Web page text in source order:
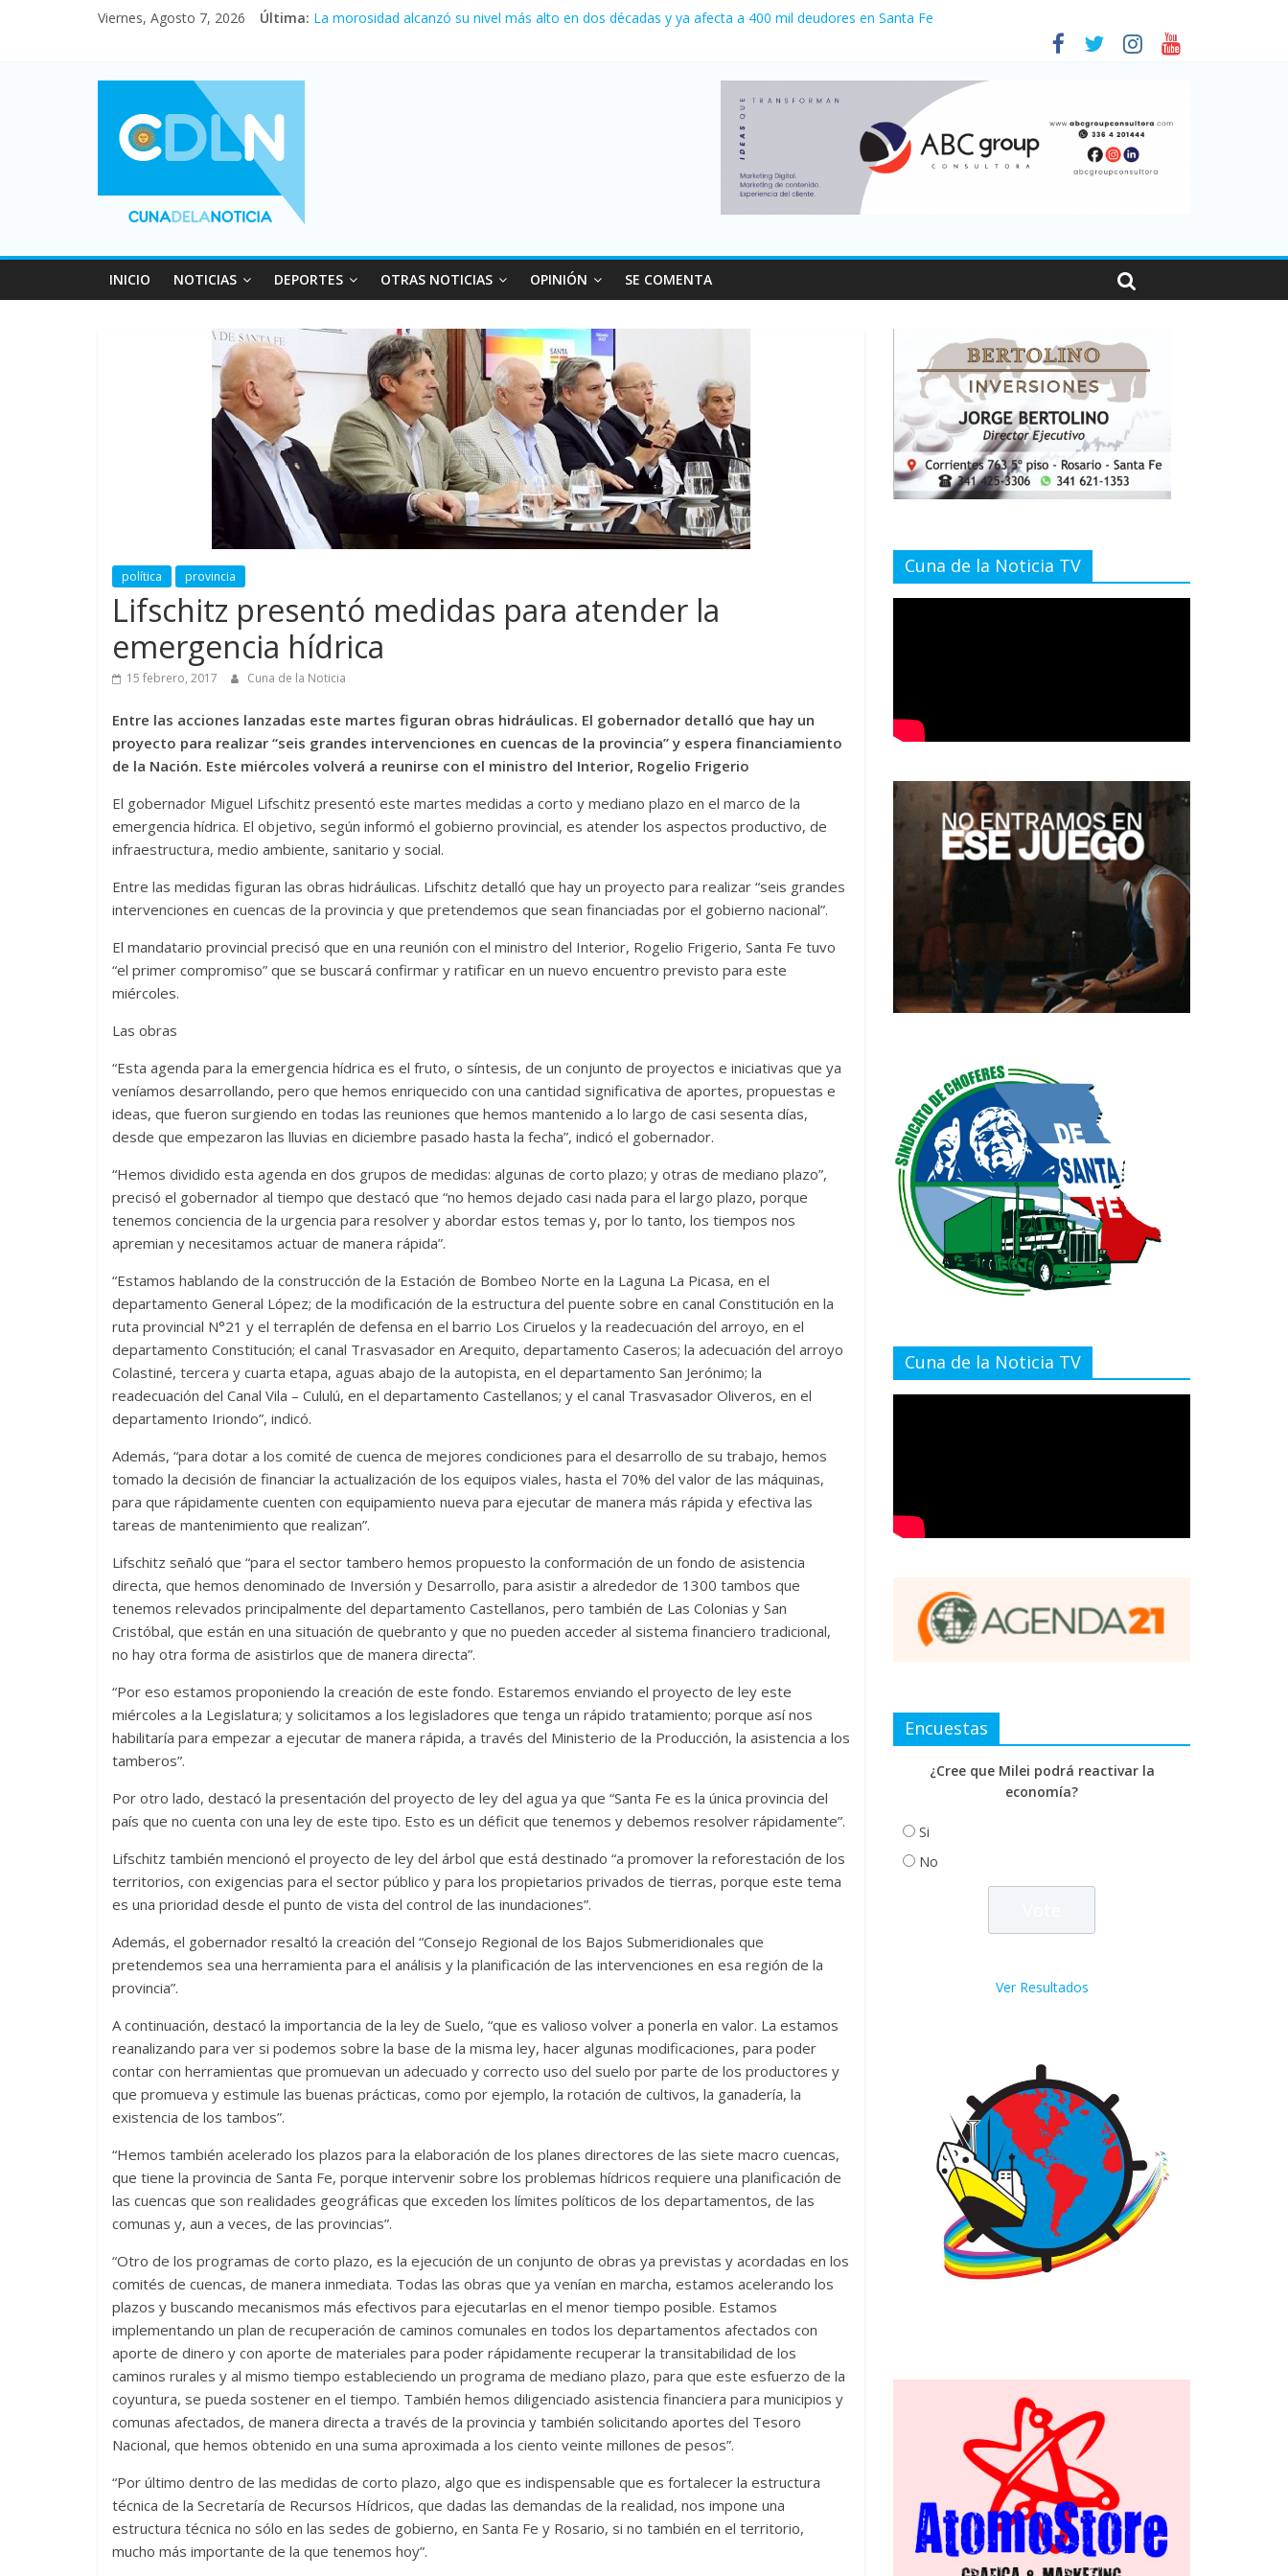
Viernes, Agosto 7, 2026 Última: La morosidad alcanzó su nivel más alto en dos décadas y ya afecta a 400 mil deudores en Santa Fe
Vacaciones de invierno con más movimiento y consumo turístico: 4,6 millones de personas viajaron por el país, un 5,9% más que en 2025
Fuerte caída de la venta de autos usados en julio: bajó un 12,6% interanual
INICIO NOTICIAS DEPORTES OTRAS NOTICIAS OPINIÓN SE COMENTA
política provincia
Lifschitz presentó medidas para atender la
emergencia hídrica
15 febrero, 2017 Cuna de la Noticia
Entre las acciones lanzadas este martes figuran obras hidráulicas. El gobernador detalló que hay un
proyecto para realizar “seis grandes intervenciones en cuencas de la provincia” y espera financiamiento
de la Nación. Este miércoles volverá a reunirse con el ministro del Interior, Rogelio Frigerio
El gobernador Miguel Lifschitz presentó este martes medidas a corto y mediano plazo en el marco de la
emergencia hídrica. El objetivo, según informó el gobierno provincial, es atender los aspectos productivo, de
infraestructura, medio ambiente, sanitario y social.
Entre las medidas figuran las obras hidráulicas. Lifschitz detalló que hay un proyecto para realizar “seis grandes
intervenciones en cuencas de la provincia y que pretendemos que sean financiadas por el gobierno nacional”.
El mandatario provincial precisó que en una reunión con el ministro del Interior, Rogelio Frigerio, Santa Fe tuvo
“el primer compromiso” que se buscará confirmar y ratificar en un nuevo encuentro previsto para este
miércoles.
Las obras
“Esta agenda para la emergencia hídrica es el fruto, o síntesis, de un conjunto de proyectos e iniciativas que ya
veníamos desarrollando, pero que hemos enriquecido con una cantidad significativa de aportes, propuestas e
ideas, que fueron surgiendo en todas las reuniones que hemos mantenido a lo largo de casi sesenta días,
desde que empezaron las lluvias en diciembre pasado hasta la fecha”, indicó el gobernador.
“Hemos dividido esta agenda en dos grupos de medidas: algunas de corto plazo; y otras de mediano plazo”,
precisó el gobernador al tiempo que destacó que “no hemos dejado casi nada para el largo plazo, porque
tenemos conciencia de la urgencia para resolver y abordar estos temas y, por lo tanto, los tiempos nos
apremian y necesitamos actuar de manera rápida”.
“Estamos hablando de la construcción de la Estación de Bombeo Norte en la Laguna La Picasa, en el
departamento General López; de la modificación de la estructura del puente sobre en canal Constitución en la
ruta provincial N°21 y el terraplén de defensa en el barrio Los Ciruelos y la readecuación del arroyo, en el
departamento Constitución; el canal Trasvasador en Arequito, departamento Caseros; la adecuación del arroyo
Colastiné, tercera y cuarta etapa, aguas abajo de la autopista, en el departamento San Jerónimo; la
readecuación del Canal Vila – Cululú, en el departamento Castellanos; y el canal Trasvasador Oliveros, en el
departamento Iriondo”, indicó.
Además, “para dotar a los comité de cuenca de mejores condiciones para el desarrollo de su trabajo, hemos
tomado la decisión de financiar la actualización de los equipos viales, hasta el 70% del valor de las máquinas,
para que rápidamente cuenten con equipamiento nueva para ejecutar de manera más rápida y efectiva las
tareas de mantenimiento que realizan”.
Lifschitz señaló que “para el sector tambero hemos propuesto la conformación de un fondo de asistencia
directa, que hemos denominado de Inversión y Desarrollo, para asistir a alrededor de 1300 tambos que
tenemos relevados principalmente del departamento Castellanos, pero también de Las Colonias y San
Cristóbal, que están en una situación de quebranto y que no pueden acceder al sistema financiero tradicional,
no hay otra forma de asistirlos que de manera directa”.
“Por eso estamos proponiendo la creación de este fondo. Estaremos enviando el proyecto de ley este
miércoles a la Legislatura; y solicitamos a los legisladores que tenga un rápido tratamiento; porque así nos
habilitaría para empezar a ejecutar de manera rápida, a través del Ministerio de la Producción, la asistencia a los
tamberos”.
Por otro lado, destacó la presentación del proyecto de ley del agua ya que “Santa Fe es la única provincia del
país que no cuenta con una ley de este tipo. Esto es un déficit que tenemos y debemos resolver rápidamente”.
Lifschitz también mencionó el proyecto de ley del árbol que está destinado “a promover la reforestación de los
territorios, con exigencias para el sector público y para los propietarios privados de tierras, porque este tema
es una prioridad desde el punto de vista del control de las inundaciones”.
Además, el gobernador resaltó la creación del “Consejo Regional de los Bajos Submeridionales que
pretendemos sea una herramienta para el análisis y la planificación de las intervenciones en esa región de la
provincia”.
A continuación, destacó la importancia de la ley de Suelo, “que es valioso volver a ponerla en valor. La estamos
reanalizando para ver si podemos sobre la base de la misma ley, hacer algunas modificaciones, para poder
contar con herramientas que promuevan un adecuado y correcto uso del suelo por parte de los productores y
que promueva y estimule las buenas prácticas, como por ejemplo, la rotación de cultivos, la ganadería, la
existencia de los tambos”.
“Hemos también acelerado los plazos para la elaboración de los planes directores de las siete macro cuencas,
que tiene la provincia de Santa Fe, porque intervenir sobre los problemas hídricos requiere una planificación de
las cuencas que son realidades geográficas que exceden los límites políticos de los departamentos, de las
comunas y, aun a veces, de las provincias”.
“Otro de los programas de corto plazo, es la ejecución de un conjunto de obras ya previstas y acordadas en los
comités de cuencas, de manera inmediata. Todas las obras que ya venían en marcha, estamos acelerando los
plazos y buscando mecanismos más efectivos para ejecutarlas en el menor tiempo posible. Estamos
implementando un plan de recuperación de caminos comunales en todos los departamentos afectados con
aporte de dinero y con aporte de materiales para poder rápidamente recuperar la transitabilidad de los
caminos rurales y al mismo tiempo estableciendo un programa de mediano plazo, para que este esfuerzo de la
coyuntura, se pueda sostener en el tiempo. También hemos diligenciado asistencia financiera para municipios y
comunas afectados, de manera directa a través de la provincia y también solicitando aportes del Tesoro
Nacional, que hemos obtenido en una suma aproximada a los ciento veinte millones de pesos”.
“Por último dentro de las medidas de corto plazo, algo que es indispensable que es fortalecer la estructura
técnica de la Secretaría de Recursos Hídricos, que dadas las demandas de la realidad, nos impone una
estructura técnica no sólo en las sedes de gobierno, en Santa Fe y Rosario, si no también en el territorio,
mucho más importante de la que tenemos hoy”.
Cuna de la Noticia TV
Cuna de la Noticia TV
Encuestas
¿Cree que Milei podrá reactivar la
economía?
Si
No
Ver Resultados